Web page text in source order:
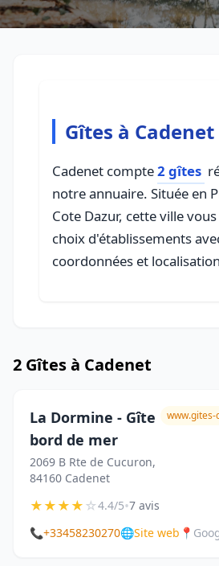
Gîtes à Cadenet
Cadenet compte2 gîtes
notre annuaire. Située en
Cote Dazur, cette ville
choix d'établissements
coordonnées et
2 Gîtes à Cadenet
La Dormine - Gîte
bord de mer
2069 B Rte de Cucuron,
84160 Cadenet
★★★★☆4.4/5•7 avis
📞+33458230270🌐Site web 📍